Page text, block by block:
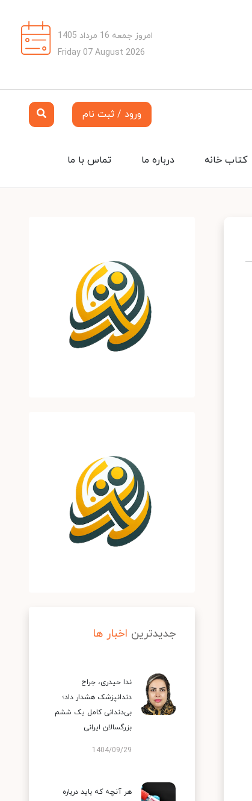
امروز جمعه 16 مرداد 1405
Friday 07 August 2026
ورود / ثبت نام
تماس با ما درباره ما کتاب خانه
جدیدترین اخبار ها
ندا حیدری، جراح
دندانپزشک هشدار داد؛
بی‌دندانی کامل یک ششم
بزرگسالان ایرانی
1404/09/29
هر آنچه که باید درباره